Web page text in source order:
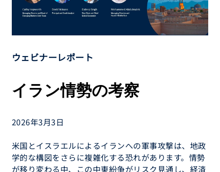
ウェビナーレポート
イラン情勢の考察
2026年3月3日
米国とイスラエルによるイランへの軍事攻撃は、地政
学的な構図をさらに複雑化する恐れがあります。情勢
が移り変わる中、この中東紛争がリスク見通し、経済